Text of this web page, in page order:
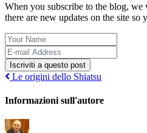
When you subscribe to the blog,
there are new updates on the site so
Iscriviti a questo post
Le origini dello Shiatsu
Informazioni sull'autore